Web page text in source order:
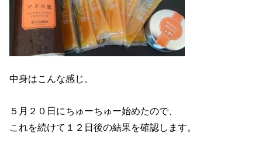
中身はこんな感じ。
５月２０日にちゅーちゅー始めたので、
これを続けて１２日後の結果を確認します。